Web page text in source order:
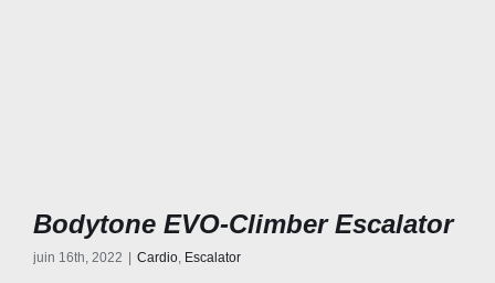
Bodytone EVO-Climber Escalator
juin 16th, 2022 Cardio, Escalator